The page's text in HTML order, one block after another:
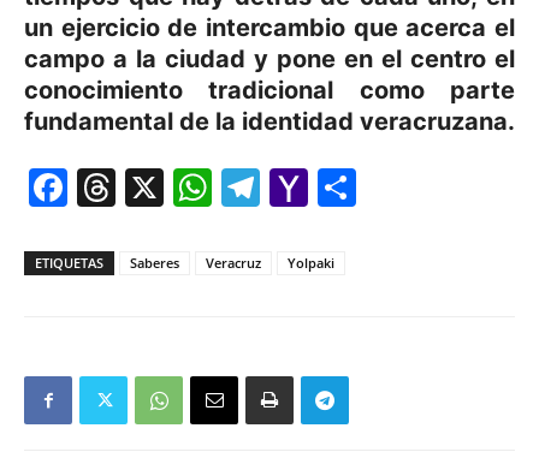
un ejercicio de intercambio que acerca el
campo a la ciudad y pone en el centro el
conocimiento tradicional como parte
fundamental de la identidad veracruzana.
Facebook
Threads
X WhatsApp
Telegram
Yahoo
ETIQUETAS Saberes Veracruz Yolpaki